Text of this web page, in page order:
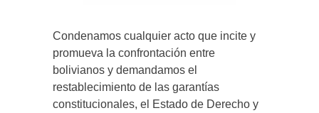
Condenamos cualquier acto que incite y
promueva la confrontación entre
bolivianos y demandamos el
restablecimiento de las garantías
constitucionales, el Estado de Derecho y